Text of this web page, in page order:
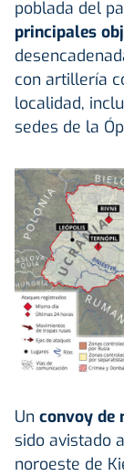
poblada del
principales
con artillería
localidad,
sedes de la
Un convoy de
sido avistado
noroeste de